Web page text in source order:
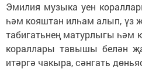
Эмилия музыка уен
һәм кояштан илһам алып, үз
табигатьнең матурлыгы
кораллары тавышы белән
итәргә чакыра, сәнгать